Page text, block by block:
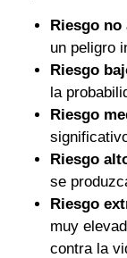
Riesgo no
un peligro
Riesgo
la
Riesgo
Riesgo
se
Riesgo
muy
contra la